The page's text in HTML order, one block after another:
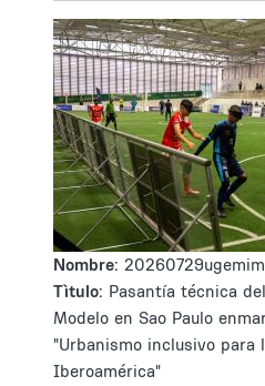
Nombre:
Tìtulo: Pasantía técnica
Modelo en Sao Paulo
"Urbanismo inclusivo para
Iberoamérica"